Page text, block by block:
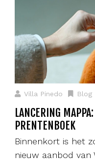
Villa Pinedo Blog
LANCERING
PRENTENBOEK
Binnenkort is het
nieuw aanbod van